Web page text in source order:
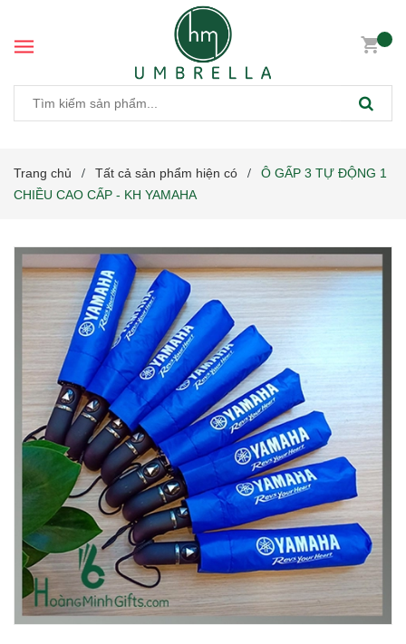
Trang chủ / Tất cả sản phẩm hiện có /
Ô GẤP 3 TỰ ĐỘNG 1
CHIỀU CAO CẤP - KH YAMAHA